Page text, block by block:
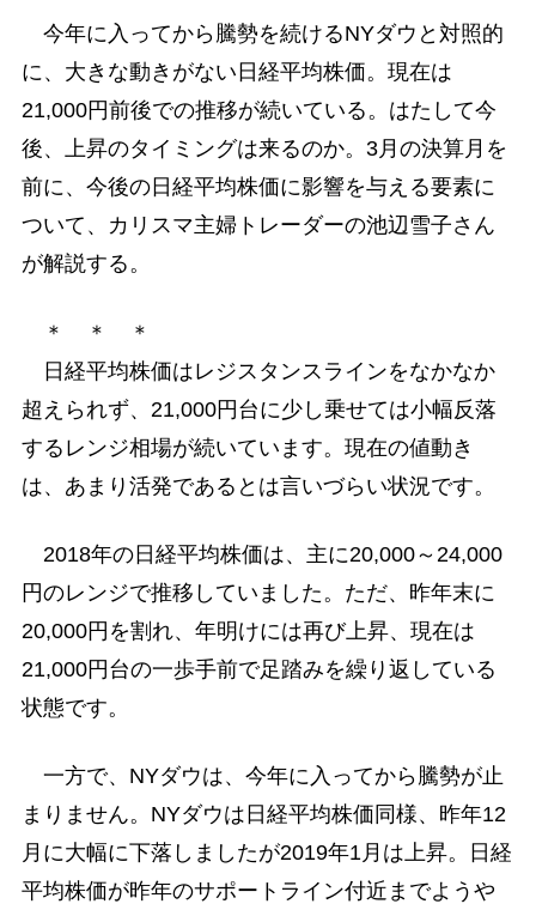
今年に入ってから騰勢を続けるNYダウと対照的
に、大きな動きがない日経平均株価。現在は
21,000円前後での推移が続いている。はたして今
後、上昇のタイミングは来るのか。3月の決算月を
前に、今後の日経平均株価に影響を与える要素に
ついて、カリスマ主婦トレーダーの池辺雪子さん
が解説する。
＊ ＊ ＊
日経平均株価はレジスタンスラインをなかなか
超えられず、21,000円台に少し乗せては小幅反落
するレンジ相場が続いています。現在の値動き
は、あまり活発であるとは言いづらい状況です。
2018年の日経平均株価は、主に20,000～24,000
円のレンジで推移していました。ただ、昨年末に
20,000円を割れ、年明けには再び上昇、現在は
21,000円台の一歩手前で足踏みを繰り返している
状態です。
一方で、NYダウは、今年に入ってから騰勢が止
まりません。NYダウは日経平均株価同様、昨年12
月に大幅に下落しましたが2019年1月は上昇。日経
平均株価が昨年のサポートライン付近までようや